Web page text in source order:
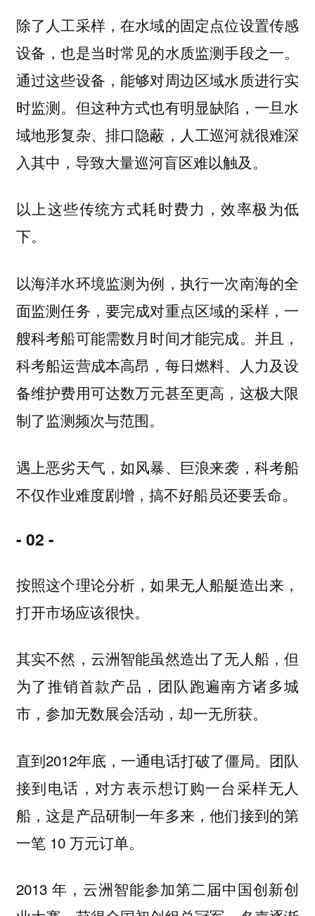
除了人工采样，在水域的固定点位设置传感
设备，也是当时常见的水质监测手段之一。
通过这些设备，能够对周边区域水质进行实
时监测。但这种方式也有明显缺陷，一旦水
域地形复杂、排口隐蔽，人工巡河就很难深
入其中，导致大量巡河盲区难以触及。
以上这些传统方式耗时费力，效率极为低
下。
以海洋水环境监测为例，执行一次南海的全
面监测任务，要完成对重点区域的采样，一
艘科考船可能需数月时间才能完成。并且，
科考船运营成本高昂，每日燃料、人力及设
备维护费用可达数万元甚至更高，这极大限
制了监测频次与范围。
遇上恶劣天气，如风暴、巨浪来袭，科考船
不仅作业难度剧增，搞不好船员还要丢命。
- 02 -
按照这个理论分析，如果无人船艇造出来，
打开市场应该很快。
其实不然，云洲智能虽然造出了无人船，但
为了推销首款产品，团队跑遍南方诸多城
市，参加无数展会活动，却一无所获。
直到2012年底，一通电话打破了僵局。团队
接到电话，对方表示想订购一台采样无人
船，这是产品研制一年多来，他们接到的第
一笔 10 万元订单。
2013 年，云洲智能参加第二届中国创新创